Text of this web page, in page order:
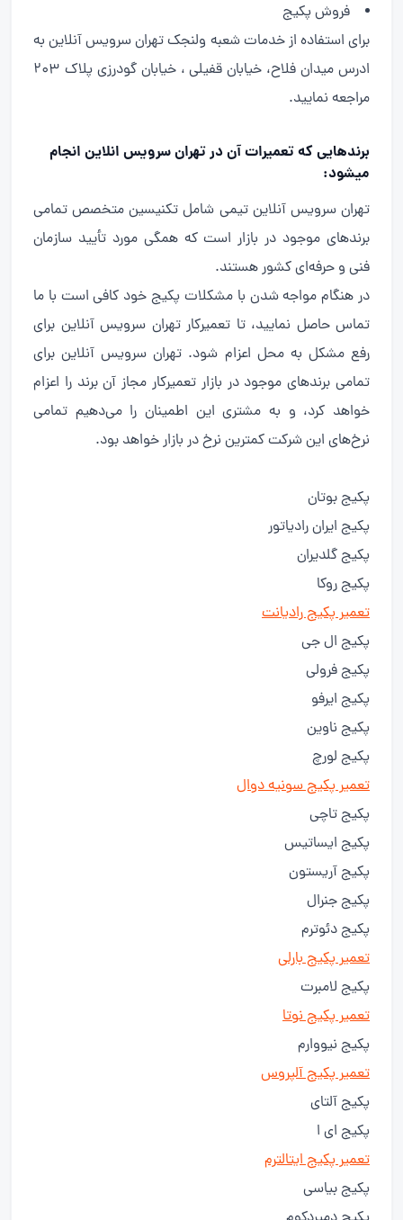
فروش پکیج
برای استفاده از خدمات شعبه ولنجک تهران سرویس آنلاین به
ادرس میدان فلاح، خیابان قفیلی ، خیابان گودرزی پلاک 203
مراجعه نمایید.
برندهایی که تعمیرات آن در تهران سرویس انلاین انجام
میشود:
تهران سرویس آنلاین تیمی شامل تکنیسین متخصص تمامی
برندهای موجود در بازار است که همگی مورد تأیید سازمان
فنی و حرفه‌ای کشور هستند.
در هنگام مواجه شدن با مشکلات پکیج خود کافی است با ما
تماس حاصل نمایید، تا تعمیرکار تهران سرویس آنلاین برای
رفع مشکل به محل اعزام شود. تهران سرویس آنلاین برای
تمامی برندهای موجود در بازار تعمیرکار مجاز آن برند را اعزام
خواهد کرد، و به مشتری این اطمینان را می‌دهیم تمامی
نرخ‌های این شرکت کمترین نرخ در بازار خواهد بود.
پکیج بوتان
پکیج ایران رادیاتور
پکیج گلدیران
پکیج روکا
تعمیر پکیج رادیانت
پکیج ال جی
پکیج فرولی
پکیج ایرفو
پکیج ناوین
پکیج لورچ
تعمیر پکیج سونیه دوال
پکیج تاچی
پکیج ایساتیس
پکیج آریستون
پکیج جنرال
پکیج دئوترم
تعمیر پکیج بارلی
پکیج لامبرت
تعمیر پکیج نوتا
پکیج نیووارم
تعمیر پکیج آلپروس
پکیج آلتای
پکیج ای ا
تعمیر پکیج ایتالترم
پکیج بیاسی